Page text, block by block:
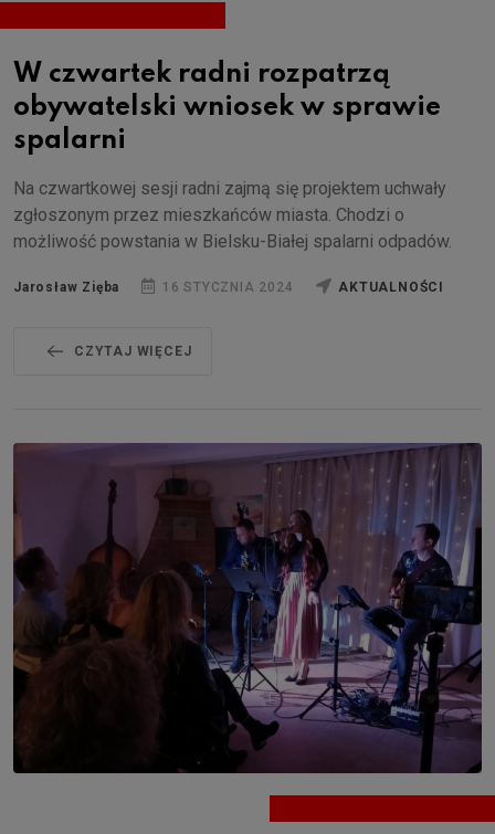
W czwartek radni rozpatrzą
obywatelski wniosek w sprawie
spalarni
Na czwartkowej sesji radni zajmą się projektem uchwały
zgłoszonym przez mieszkańców miasta. Chodzi o
możliwość powstania w Bielsku-Białej spalarni odpadów.
Jarosław Zięba 16 STYCZNIA 2024 AKTUALNOŚCI
CZYTAJ WIĘCEJ